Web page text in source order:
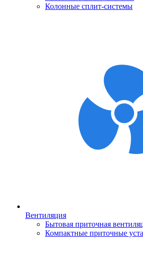
Колонные сплит-системы
Вентиляция
Бытовая приточная
Компактные приточные